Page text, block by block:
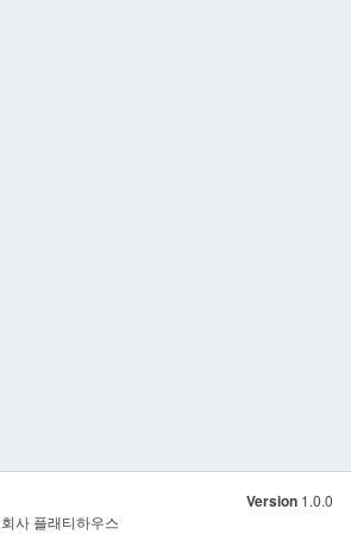
Version 1.0.0
사 플래티하우스